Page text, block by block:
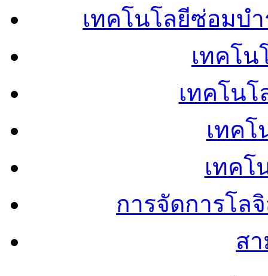
เทคโนโลยีซ่อมบ
เทคโน
เทคโน
เทคโ
เทคโ
การจัดการโล
ส